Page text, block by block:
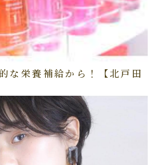
な栄養補給から！【北戸田